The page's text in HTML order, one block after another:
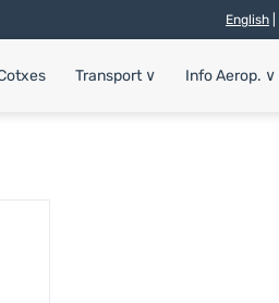
English
Transport ∨ Info Aerop. ∨